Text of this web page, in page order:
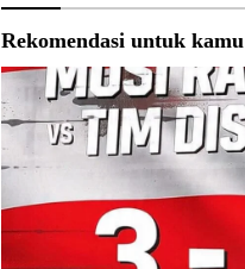
Rekomendasi untuk kamu